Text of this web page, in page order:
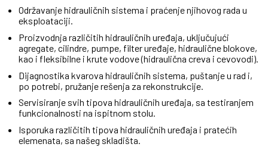
Održavanje hidrauličnih sistema i praćenje njihovog rada u
eksploataciji.
Proizvodnja različitih hidrauličnih uređaja, uključujući
agregate, cilindre, pumpe, filter uređaje, hidraulične blokove,
kao i fleksibilne i krute vodove (hidraulična creva i cevovodi).
Dijagnostika kvarova hidrauličnih sistema, puštanje u rad i,
po potrebi, pružanje rešenja za rekonstrukcije.
Servisiranje svih tipova hidrauličnih uređaja, sa testiranjem
funkcionalnosti na ispitnom stolu.
Isporuka različitih tipova hidrauličnih uređaja i pratećih
elemenata, sa našeg skladišta.